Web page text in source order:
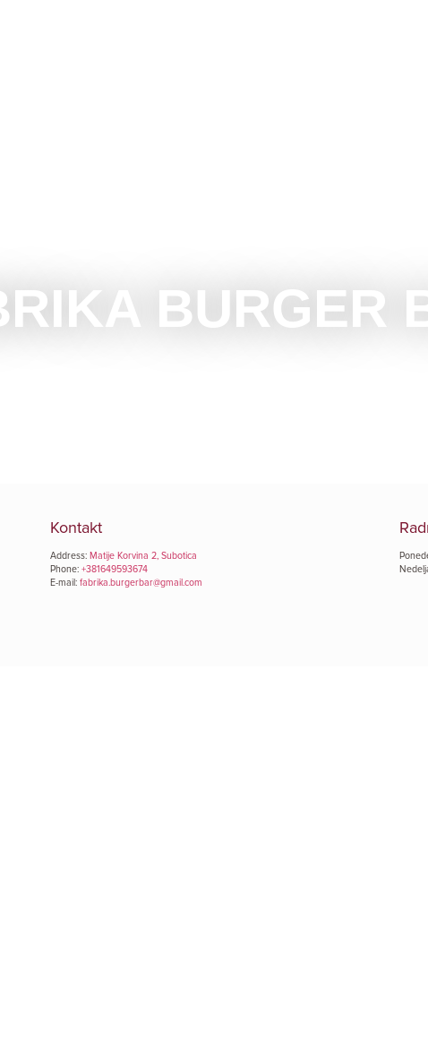
BURGER
Kontakt
Address: Matije Korvina 2, Subotica
Phone: +381649593674
E-mail: fabrika.burgerbar@gmail.com